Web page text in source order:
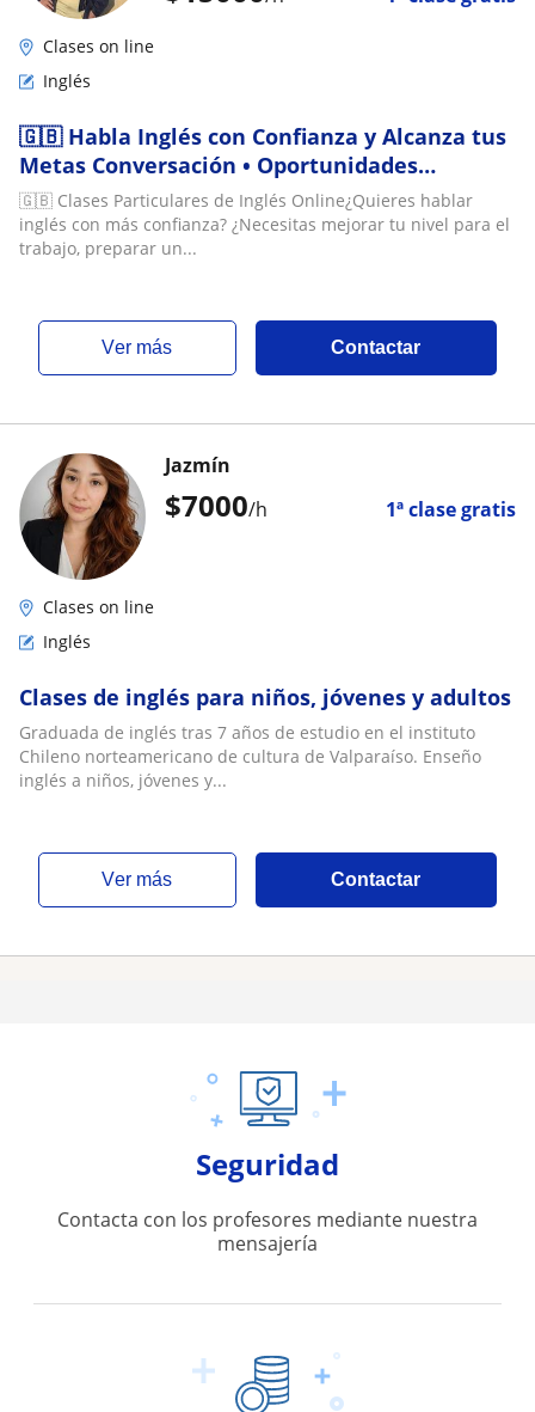
Clases on line
Inglés
🇬🇧 Habla Inglés con Confianza y Alcanza tus
Metas Conversación • Oportunidades
Laborales • Preparación de Exámenes •
Reforzamiento Escolar
🇬🇧 Clases Particulares de Inglés Online¿Quieres hablar
inglés con más confianza? ¿Necesitas mejorar tu nivel para el
trabajo, preparar un...
ver más Contactar
$7000/h 1ª clase gratis
Jazmín
Clases on line
Inglés
Clases de inglés para niños, jóvenes y adultos
Graduada de inglés tras 7 años de estudio en el instituto
Chileno norteamericano de cultura de Valparaíso. Enseño
inglés a niños, jóvenes y...
ver más Contactar
Seguridad
Contacta con los profesores mediante nuestra
mensajería